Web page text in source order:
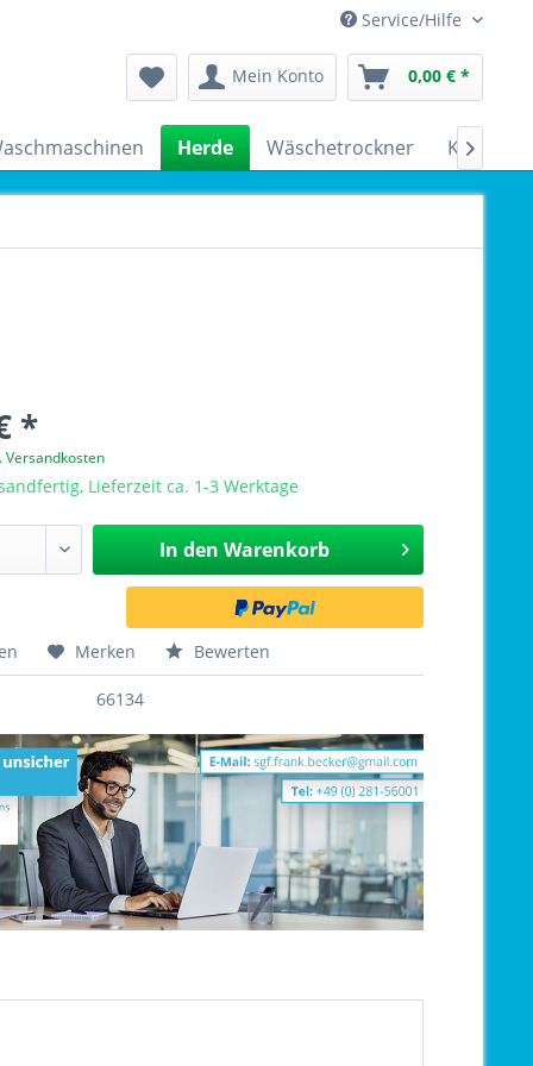
Service/Hilfe
Mein Konto 0,00 € *
Herde Wäschetrockner 
*
Versandkosten
Lieferzeit ca. 1-3 Werktage
In den Warenkorb
Merken Bewerten
66134